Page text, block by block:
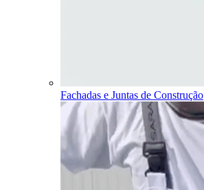
Fachadas e Juntas de Construção